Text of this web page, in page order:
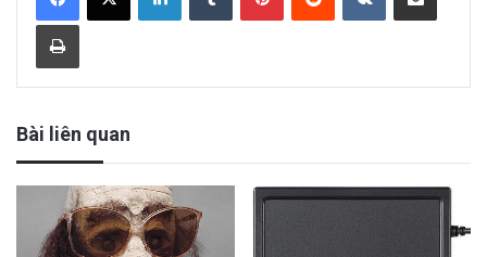
Bài liên quan